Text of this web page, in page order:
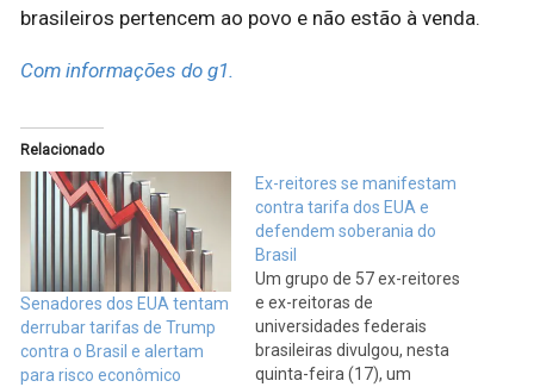
brasileiros pertencem ao povo e não estão à venda.
Com informações do g1.
Relacionado
Senadores dos EUA tentam
derrubar tarifas de Trump
contra o Brasil e alertam
para risco econômico
Ex-reitores se manifestam
contra tarifa dos EUA e
defendem soberania do
Brasil
Um grupo de 57 ex-reitores
e ex-reitoras de
universidades federais
brasileiras divulgou, nesta
quinta-feira (17), um